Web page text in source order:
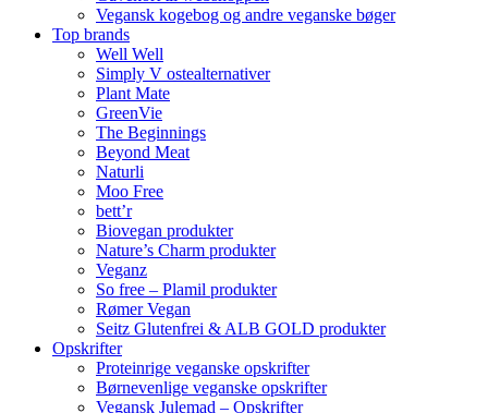
Vegansk kogebog og andre veganske bøger
Top brands
Well Well
Simply V ostealternativer
Plant Mate
GreenVie
The Beginnings
Beyond Meat
Naturli
Moo Free
bett’r
Biovegan produkter
Nature’s Charm produkter
Veganz
So free – Plamil produkter
Rømer Vegan
Seitz Glutenfrei & ALB GOLD produkter
Opskrifter
Proteinrige veganske opskrifter
Børnevenlige veganske opskrifter
Vegansk Julemad – Opskrifter